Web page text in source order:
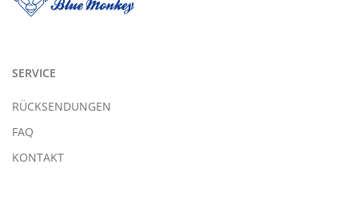
SERVICE
RÜCKSENDUNGEN
FAQ
KONTAKT